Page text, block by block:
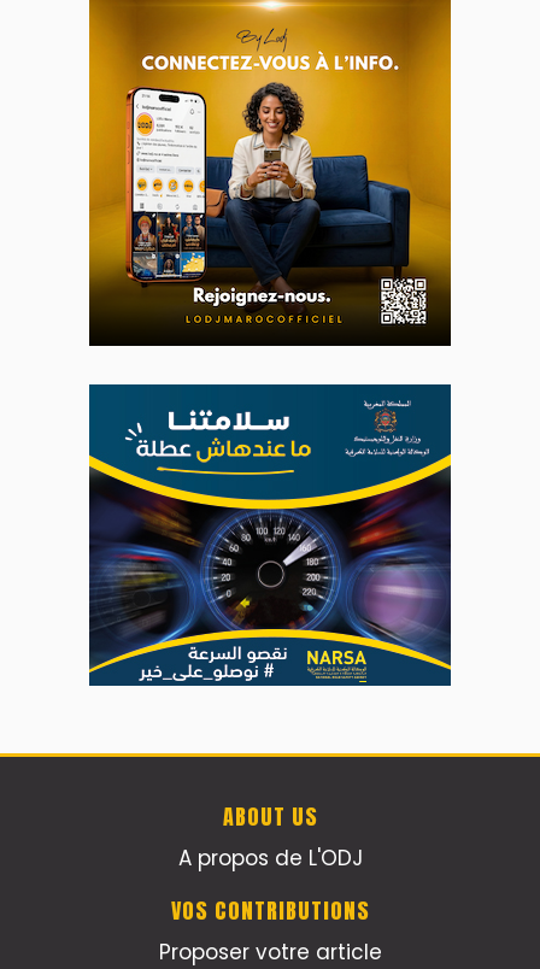
ABOUT US
A propos de L'ODJ
VOS CONTRIBUTIONS
Proposer votre article